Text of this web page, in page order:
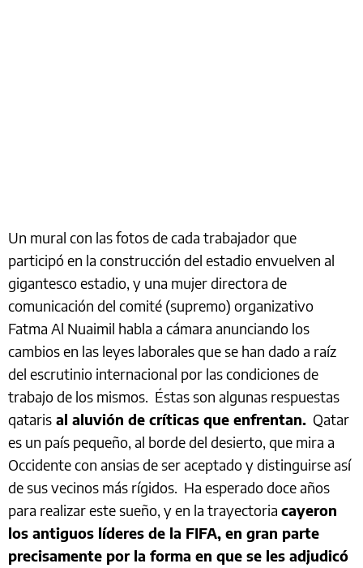
Un mural con las fotos de cada trabajador que
participó en la construcción del estadio envuelven al
gigantesco estadio, y una mujer directora de
comunicación del comité (supremo) organizativo
Fatma Al Nuaimil habla a cámara anunciando los
cambios en las leyes laborales que se han dado a raíz
del escrutinio internacional por las condiciones de
trabajo de los mismos. Éstas son algunas respuestas
qataris al aluvión de críticas que enfrentan. Qatar
es un país pequeño, al borde del desierto, que mira a
Occidente con ansias de ser aceptado y distinguirse así
de sus vecinos más rígidos. Ha esperado doce años
para realizar este sueño, y en la trayectoria cayeron
los antiguos líderes de la FIFA, en gran parte
precisamente por la forma en que se les adjudicó